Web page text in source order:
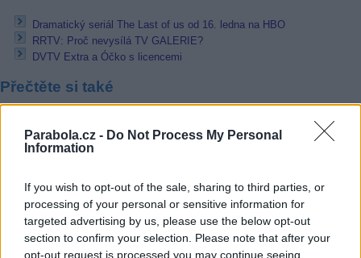
Parabola.cz - Do Not Process My Personal
Information
If you wish to opt-out of the sale, sharing to third parties, or
processing of your personal or sensitive information for
targeted advertising by us, please use the below opt-out
section to confirm your selection. Please note that after your
opt-out request is processed you may continue seeing
Dramatický seriál The Last of us od 16. ledna na HBO
RRTV: Proč nevysílá TV GALERIE?
DVTV Extra a Óčko s licencemi
Přečtěte si také
ČT o Vánocích: Tajemství staré bambitky 2 a Krakonošovo tajemství
Co se stane se životem po jaderné katastrofě? Prozradí Viasat Nature
Reklama
Pracovní nabídky
07.08.2026 -
Bosch Powertrain s.r.o. Jihlava • linkový střídač • mzda